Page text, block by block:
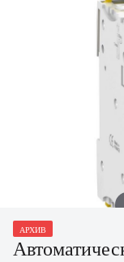
АРХИВ